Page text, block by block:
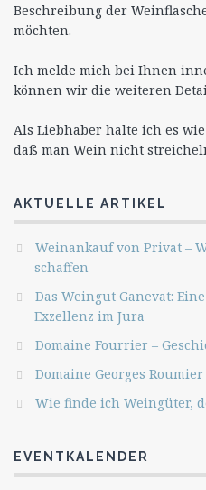
Beschreibung der
möchten.
Ich melde mich bei Ihnen
können wir die weiteren
Als Liebhaber halte ich es
daß man Wein nicht
AKTUELLE ARTIKEL
Weinankauf von Privat –
schaffen
Das Weingut Ganevat:
Exzellenz im Jura
Domaine Fourrier –
Domaine Georges
Wie finde ich Weingüter,
EVENTKALENDER